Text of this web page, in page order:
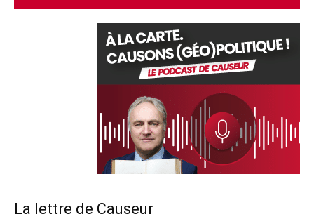
La lettre de Causeur